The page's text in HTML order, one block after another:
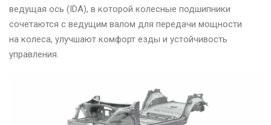
ведущая ось (IDA), в которой колесные подшипники
сочетаются с ведущим валом для передачи мощности
на колеса, улучшают комфорт езды и устойчивость
управления.